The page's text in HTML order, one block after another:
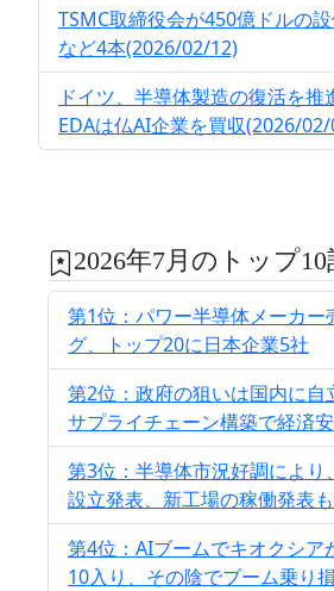
TSMC取締役会が450億ドルの設
など4本(2026/02/12)
ドイツ、半導体製造の復活を推
EDAは仏AI企業を買収(2026/
2026年7月のトップ10
第1位：パワー半導体メーカー
グ、トップ20に日本企業5社
第2位：政府の狙いは国内に自
サプライチェーン構築で経済
第3位：半導体市況好調により
設立発表、新工場の稼働発表
第4位：AIブームでキオクシア
10入り、その陰でブーム乗り